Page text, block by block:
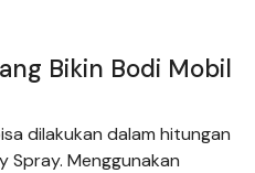
Bikin Bodi Mobil
dilakukan dalam hitungan
Spray. Menggunakan